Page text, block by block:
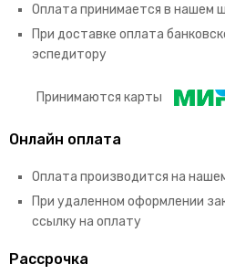
Оплата принимается в нашем
При доставке оплата
эспедитору
Принимаются карты
Онлайн оплата
Оплата производится на
При удаленном оформлении
ссылку на оплату
Рассрочка